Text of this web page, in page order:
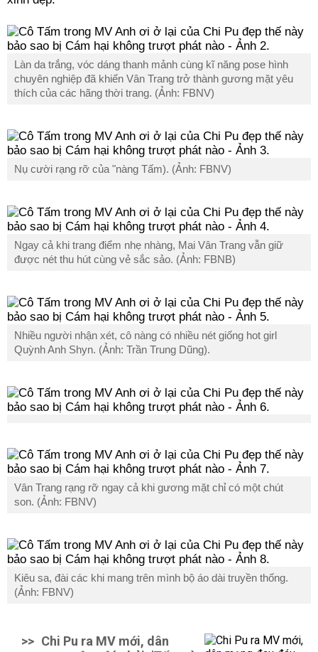
Làn da trắng, vóc dáng thanh mảnh cùng kĩ năng pose hình
chuyên nghiệp đã khiến Vân Trang trở thành gương mặt yêu
thích của các hãng thời trang. (Ảnh: FBNV)
Nụ cười rạng rỡ của "nàng Tấm). (Ảnh: FBNV)
Ngay cả khi trang điểm nhẹ nhàng, Mai Vân Trang vẫn giữ
được nét thu hút cùng vẻ sắc sảo. (Ảnh: FBNB)
Nhiều người nhận xét, cô nàng có nhiều nét giống hot girl
Quỳnh Anh Shyn. (Ảnh: Trần Trung Dũng).
Vân Trang rạng rỡ ngay cả khi gương mặt chỉ có một chút
son. (Ảnh: FBNV)
Kiêu sa, đài các khi mang trên mình bộ áo dài truyền thống.
(Ảnh: FBNV)
>> Chi Pu ra MV mới, dân